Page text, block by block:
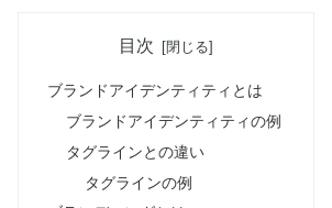
目次
ブランドアイデンティティとは
ブランドアイデンティティの例
タグラインとの違い
タグラインの例